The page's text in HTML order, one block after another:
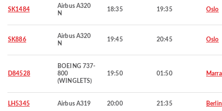
SK1484
Airbus A320
N
18:35 19:35 Oslo
SK886
Airbus A320
N
19:45 20:45 Oslo
D84528
BOEING 737-
800
(WINGLETS)
19:50 01:50
LH5345 Airbus A319 20:00 21:35 Berlin